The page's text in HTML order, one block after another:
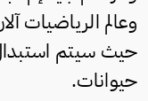
حيث سيتم
حيوانات.